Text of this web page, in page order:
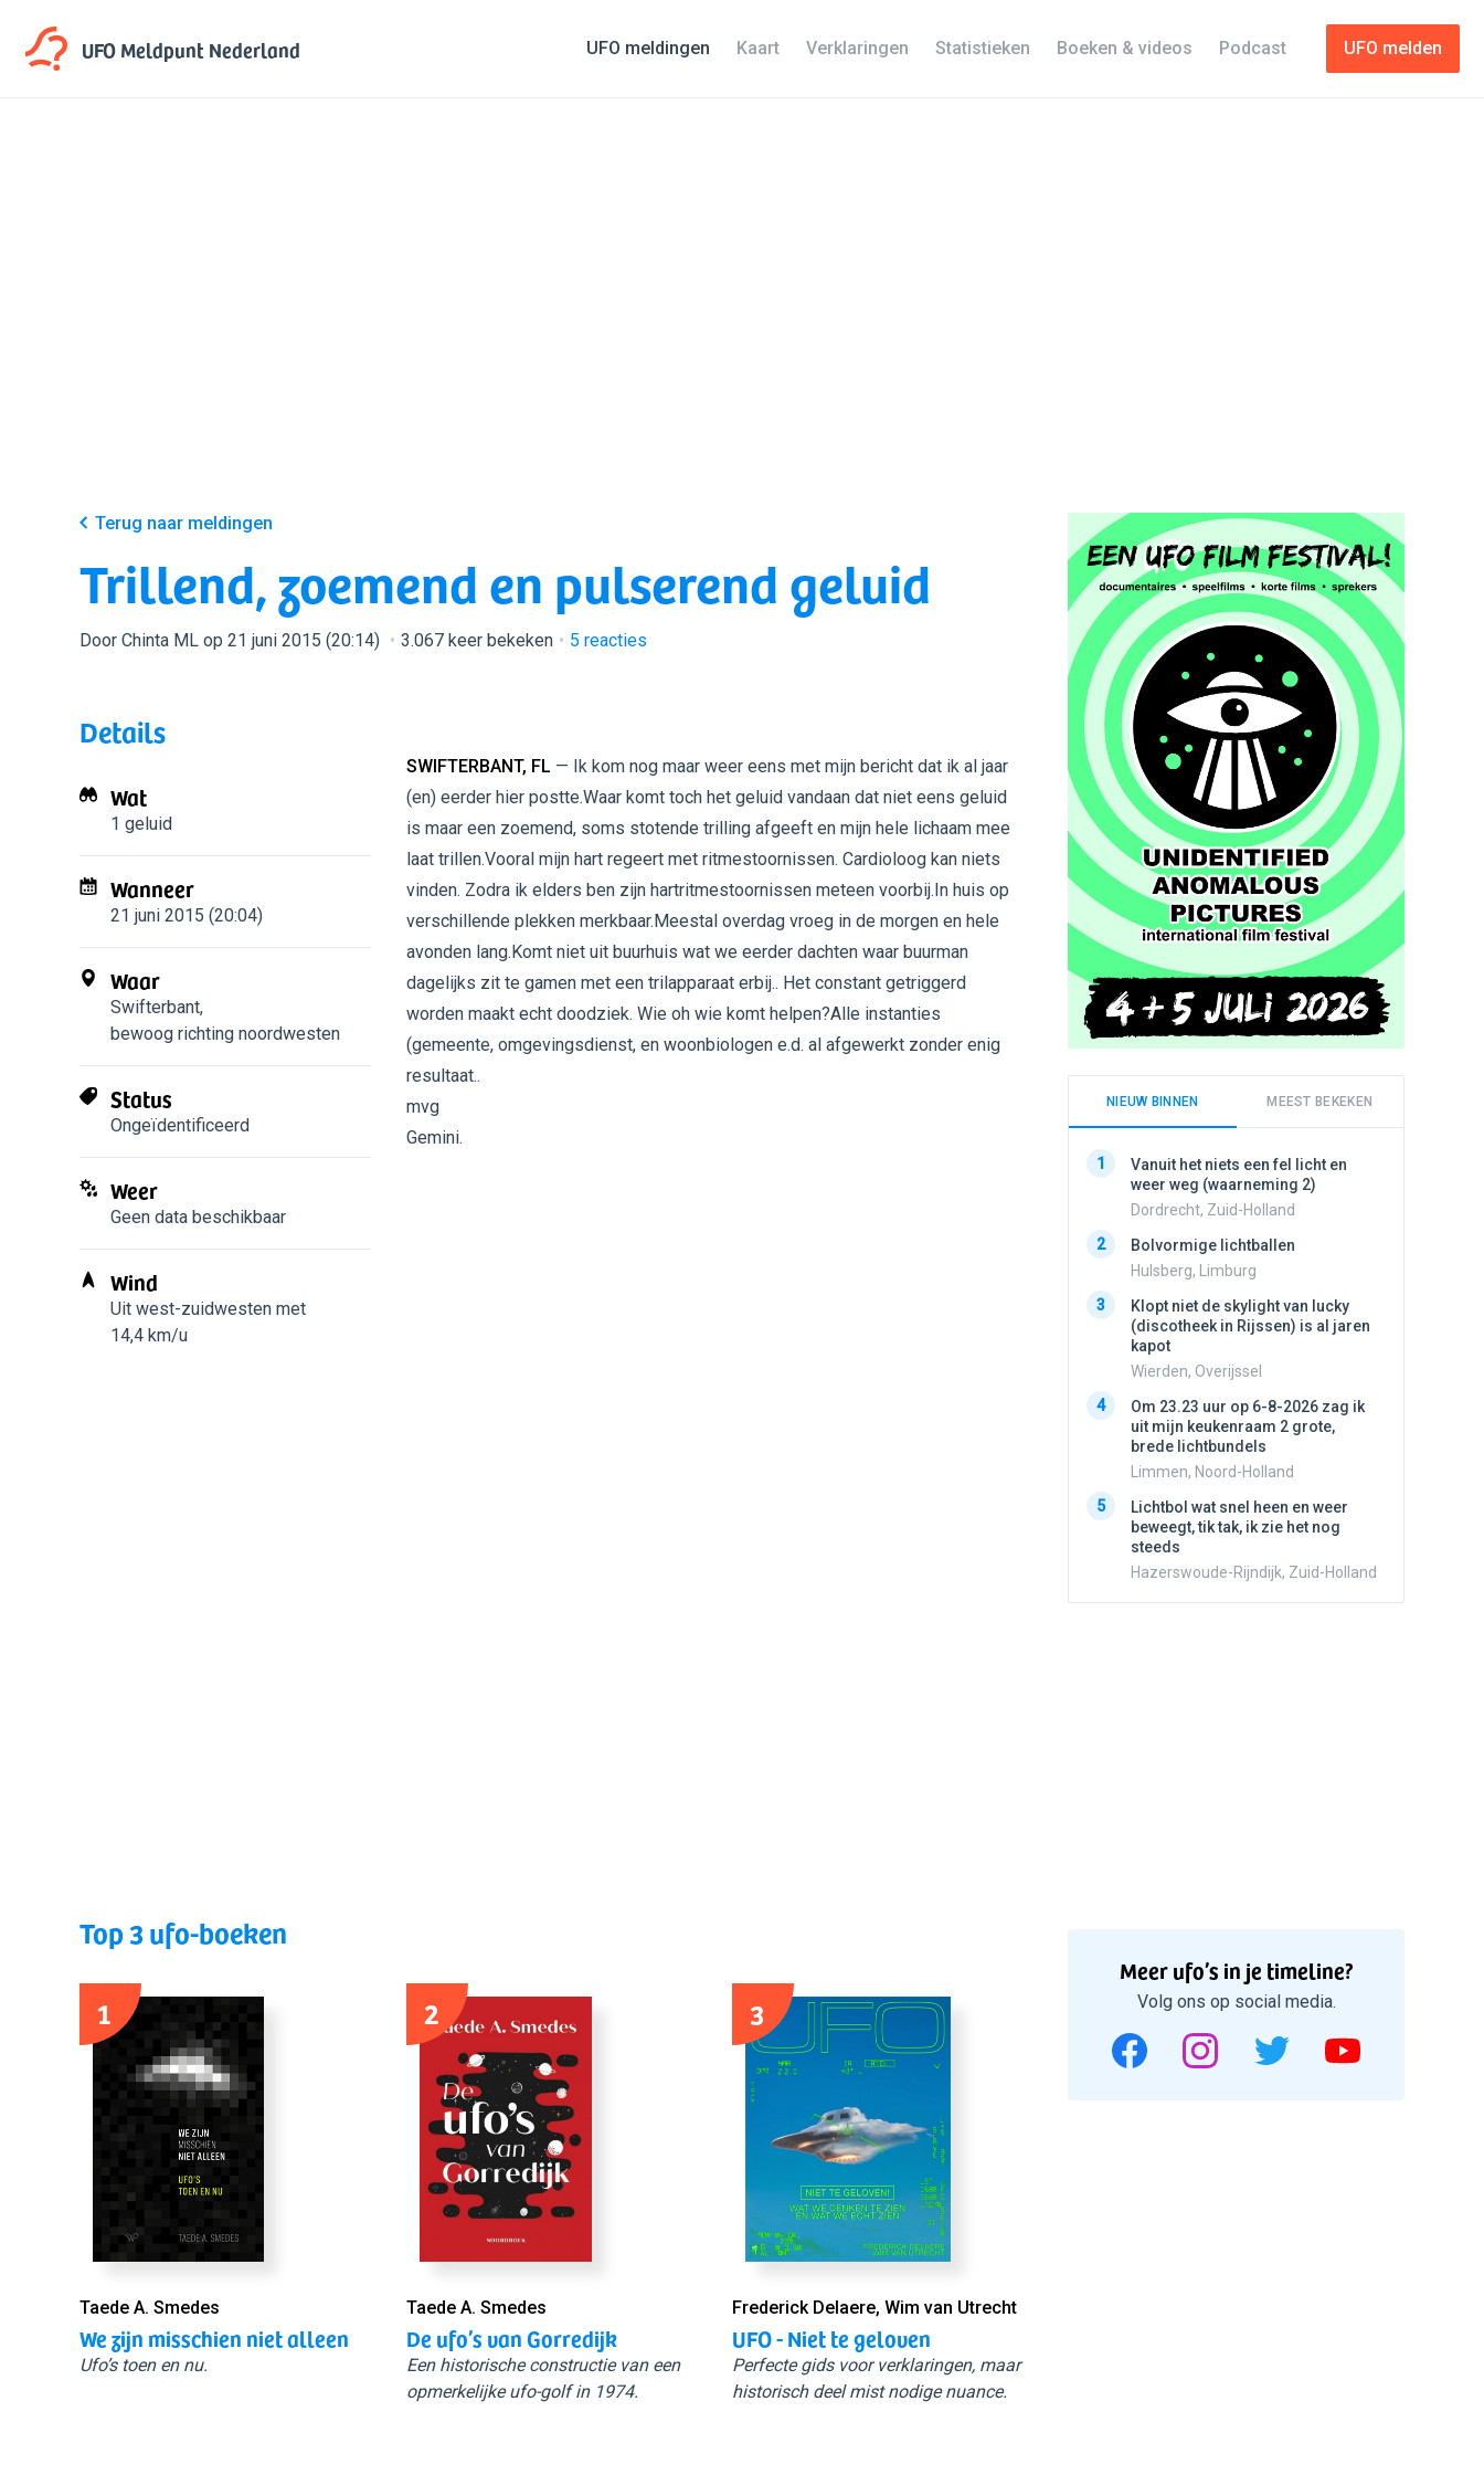
UFO MeldpuntNederland UFO melden
UFO meldingen Kaart Verklaringen Statistieken Boeken & videos Podcast
Terug naar meldingen
Trillend, zoemend en pulserend geluid
Door Chinta ML op 21 juni 2015 (20:14) 3.067 keer bekeken 5 reacties
Details
Wat
1 geluid
Wanneer
21 juni 2015 (20:04)
Waar
Swifterbant,
bewoog richting noordwesten
Status
Ongeïdentificeerd
Weer
Geen data beschikbaar
Wind
Uit west-zuidwesten met
14,4 km/u
SWIFTERBANT, FL — Ik kom nog maar weer eens met mijn bericht dat ik al jaar
(en) eerder hier postte.Waar komt toch het geluid vandaan dat niet eens geluid
is maar een zoemend, soms stotende trilling afgeeft en mijn hele lichaam mee
laat trillen.Vooral mijn hart regeert met ritmestoornissen. Cardioloog kan niets
vinden. Zodra ik elders ben zijn hartritmestoornissen meteen voorbij.In huis op
verschillende plekken merkbaar.Meestal overdag vroeg in de morgen en hele
avonden lang.Komt niet uit buurhuis wat we eerder dachten waar buurman
dagelijks zit te gamen met een trilapparaat erbij.. Het constant getriggerd
worden maakt echt doodziek. Wie oh wie komt helpen?Alle instanties
(gemeente, omgevingsdienst, en woonbiologen e.d. al afgewerkt zonder enig
resultaat..
mvg
Gemini.
Top 3 ufo-boeken
1
Taede A. Smedes
We zijn misschien niet alleen
Ufo’s toen en nu.
2
Taede A. Smedes
De ufo’s van Gorredijk
Een historische constructie van een
opmerkelijke ufo-golf in 1974.
3
Frederick Delaere, Wim van Utrecht
UFO - Niet te geloven
Perfecte gids voor verklaringen, maar
historisch deel mist nodige nuance.
NIEUW BINNEN MEEST BEKEKEN
1
Vanuit het niets een fel licht en
weer weg (waarneming 2)
Dordrecht, Zuid-Holland
2
Bolvormige lichtballen
Hulsberg, Limburg
3
Klopt niet de skylight van lucky
(discotheek in Rijssen) is al jaren
kapot
Wierden, Overijssel
4
Om 23.23 uur op 6-8-2026 zag ik
uit mijn keukenraam 2 grote,
brede lichtbundels
Limmen, Noord-Holland
5
Lichtbol wat snel heen en weer
beweegt, tik tak, ik zie het nog
steeds
Hazerswoude-Rijndijk, Zuid-Holland
Meer ufo’s in je timeline?
Volg ons op social media.